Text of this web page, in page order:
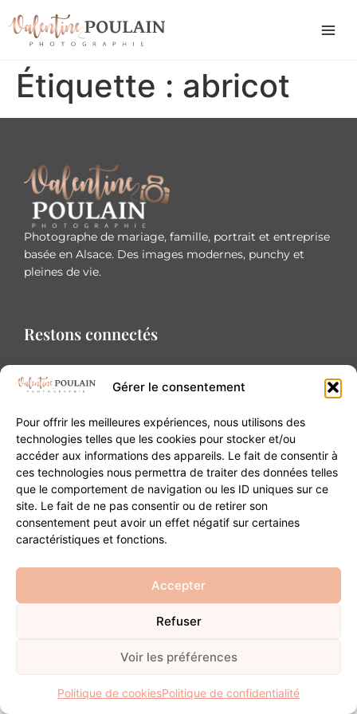
Gérer le consentement
Pour offrir les meilleures expériences, nous utilisons des
technologies telles que les cookies pour stocker et/ou
accéder aux informations des appareils. Le fait de consentir à
ces technologies nous permettra de traiter des données telles
que le comportement de navigation ou les ID uniques sur ce
site. Le fait de ne pas consentir ou de retirer son
consentement peut avoir un effet négatif sur certaines
caractéristiques et fonctions.
Accepter
Refuser
Voir les préférences
Politique de cookiesPolitique de confidentialité
Étiquette : abricot
Photographe de mariage, famille, portrait et entreprise
basée en Alsace. Des images modernes, punchy et
pleines de vie.
Restons connectés
Contact
20B Grand Rue 68180 Horbourg-Wihr
06 84 93 03 01
contact@valentinepoulain.com
Politique de confidentialité